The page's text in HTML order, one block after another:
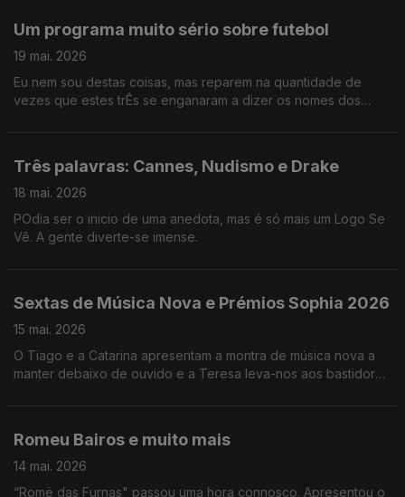
Um programa muito sério sobre futebol
19 mai. 2026
Eu nem sou destas coisas, mas reparem na quantidade de
vezes que estes trÊs se enganaram a dizer os nomes dos
Três palavras: Cannes, Nudismo e Drake
18 mai. 2026
POdia ser o inicio de uma anedota, mas é só mais um Logo Se
Vê. A gente diverte-se imense.
Sextas de Música Nova e Prémios Sophia 2026
15 mai. 2026
O Tiago e a Catarina apresentam a montra de música nova a
manter debaixo de ouvido e a Teresa leva-nos aos bastidores
Romeu Bairos e muito mais
14 mai. 2026
“Romë das Furnas" passou uma hora connosco. Apresentou o